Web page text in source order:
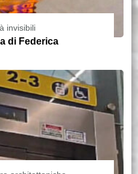
invisibili
di Federica